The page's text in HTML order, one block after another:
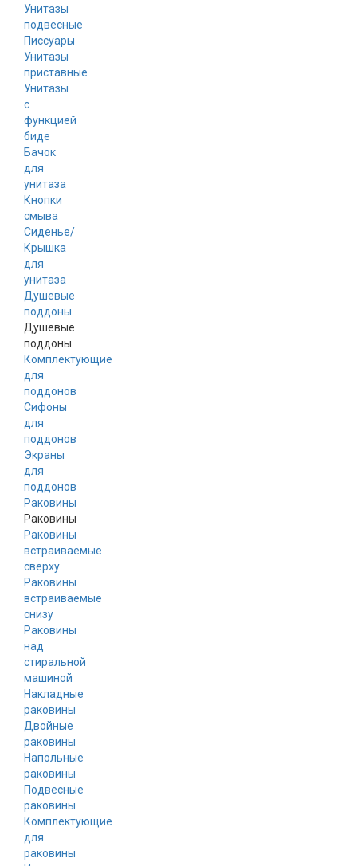
Унитазы
подвесные
Писсуары
Унитазы
приставные
Унитазы
с
функцией
биде
Бачок
для
унитаза
Кнопки
смыва
Сиденье/
Крышка
для
унитаза
Душевые
поддоны
Душевые
поддоны
Комплектующие
для
поддонов
Сифоны
для
поддонов
Экраны
для
поддонов
Раковины
Раковины
Раковины
встраиваемые
сверху
Раковины
встраиваемые
снизу
Раковины
над
стиральной
машиной
Накладные
раковины
Двойные
раковины
Напольные
раковины
Подвесные
раковины
Комплектующие
для
раковины